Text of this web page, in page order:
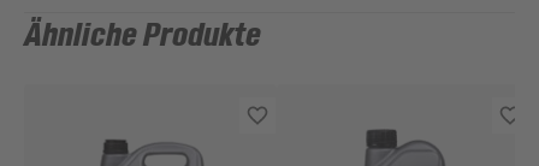
Ähnliche Produkte